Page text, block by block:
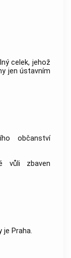
celek, jehož
jen ústavním
občanství
vůli zbaven
je Praha.